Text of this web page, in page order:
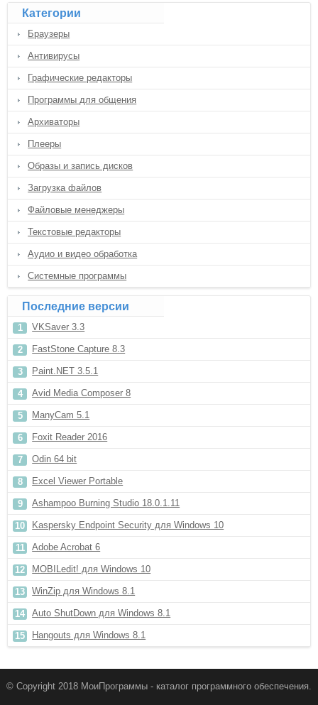
Категории
Браузеры
Антивирусы
Графические редакторы
Программы для общения
Архиваторы
Плееры
Образы и запись дисков
Загрузка файлов
Файловые менеджеры
Текстовые редакторы
Аудио и видео обработка
Системные программы
Последние версии
VKSaver 3.3
FastStone Capture 8.3
Paint.NET 3.5.1
Avid Media Composer 8
ManyCam 5.1
Foxit Reader 2016
Odin 64 bit
Excel Viewer Portable
Ashampoo Burning Studio 18.0.1.11
Kaspersky Endpoint Security для Windows 10
Adobe Acrobat 6
MOBILedit! для Windows 10
WinZip для Windows 8.1
Auto ShutDown для Windows 8.1
Hangouts для Windows 8.1
© Copyright 2018 МоиПрограммы - каталог программного обеспечения.